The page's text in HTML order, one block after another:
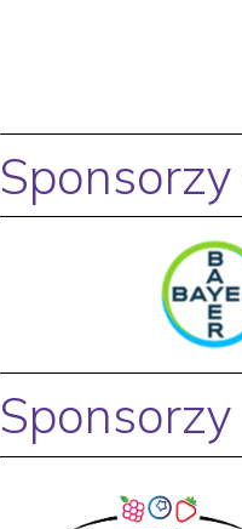
Sponsorzy
Sponsorzy